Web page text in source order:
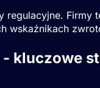
Firmy
wskaźnikach
- kluczowe